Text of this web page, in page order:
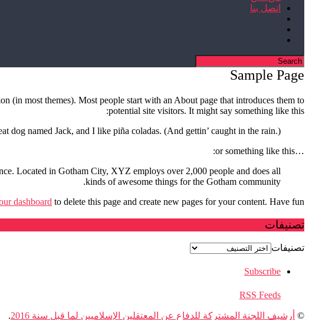
اتصل بنا
Sample Page
(in most themes). Most people start with an About page that introduces them to
potential site visitors. It might say something like this:
dog named Jack, and I like piña coladas. (And gettin’ caught in the rain.)
…or something like this:
Located in Gotham City, XYZ employs over 2,000 people and does all
kinds of awesome things for the Gotham community.
dashboard to delete this page and create new pages for your content. Have fun!
تصنيفات
تصنيفات
Subscribe
RSS Feeds
© أرشيف اللجنة المشتركة للدفاع عن المعتقلين الإسلاميين لما قبل سنة 2016 .